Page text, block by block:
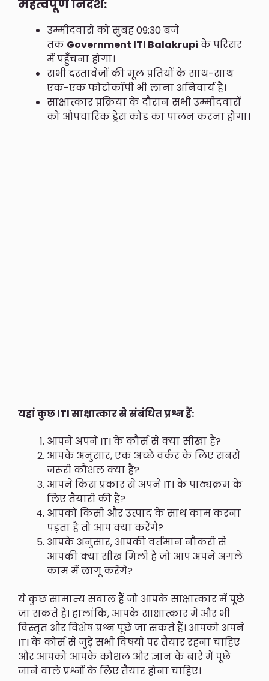
महत्वपूर्ण निर्देश:
उम्मीदवारों को सुबह 09:30 बजे
तक Government ITI Balakrupi के परिसर
में पहुँचना होगा।
सभी दस्तावेजों की मूल प्रतियों के साथ-साथ
एक-एक फोटोकॉपी भी लाना अनिवार्य है।
साक्षात्कार प्रक्रिया के दौरान सभी उम्मीदवारों
को औपचारिक ड्रेस कोड का पालन करना होगा।
यहां कुछ ITI साक्षात्कार से संबंधित प्रश्न हैं:
आपने अपने ITI के कौर्स से क्या सीखा है?
आपके अनुसार, एक अच्छे वर्कर के लिए सबसे
जरूरी कौशल क्या हैं?
आपने किस प्रकार से अपने ITI के पाठ्यक्रम के
लिए तैयारी की है?
आपको किसी और उत्पाद के साथ काम करना
पड़ता है तो आप क्या करेंगे?
आपके अनुसार, आपकी वर्तमान नौकरी से
आपकी क्या सीख मिली है जो आप अपने अगले
काम में लागू करेंगे?
ये कुछ सामान्य सवाल हैं जो आपके साक्षात्कार में पूछे
जा सकते हैं। हालांकि, आपके साक्षात्कार में और भी
विस्तृत और विशेष प्रश्न पूछे जा सकते हैं। आपको अपने
ITI के कोर्स से जुड़े सभी विषयों पर तैयार रहना चाहिए
और आपको आपके कौशल और ज्ञान के बारे में पूछे
जाने वाले प्रश्नों के लिए तैयार होना चाहिए।